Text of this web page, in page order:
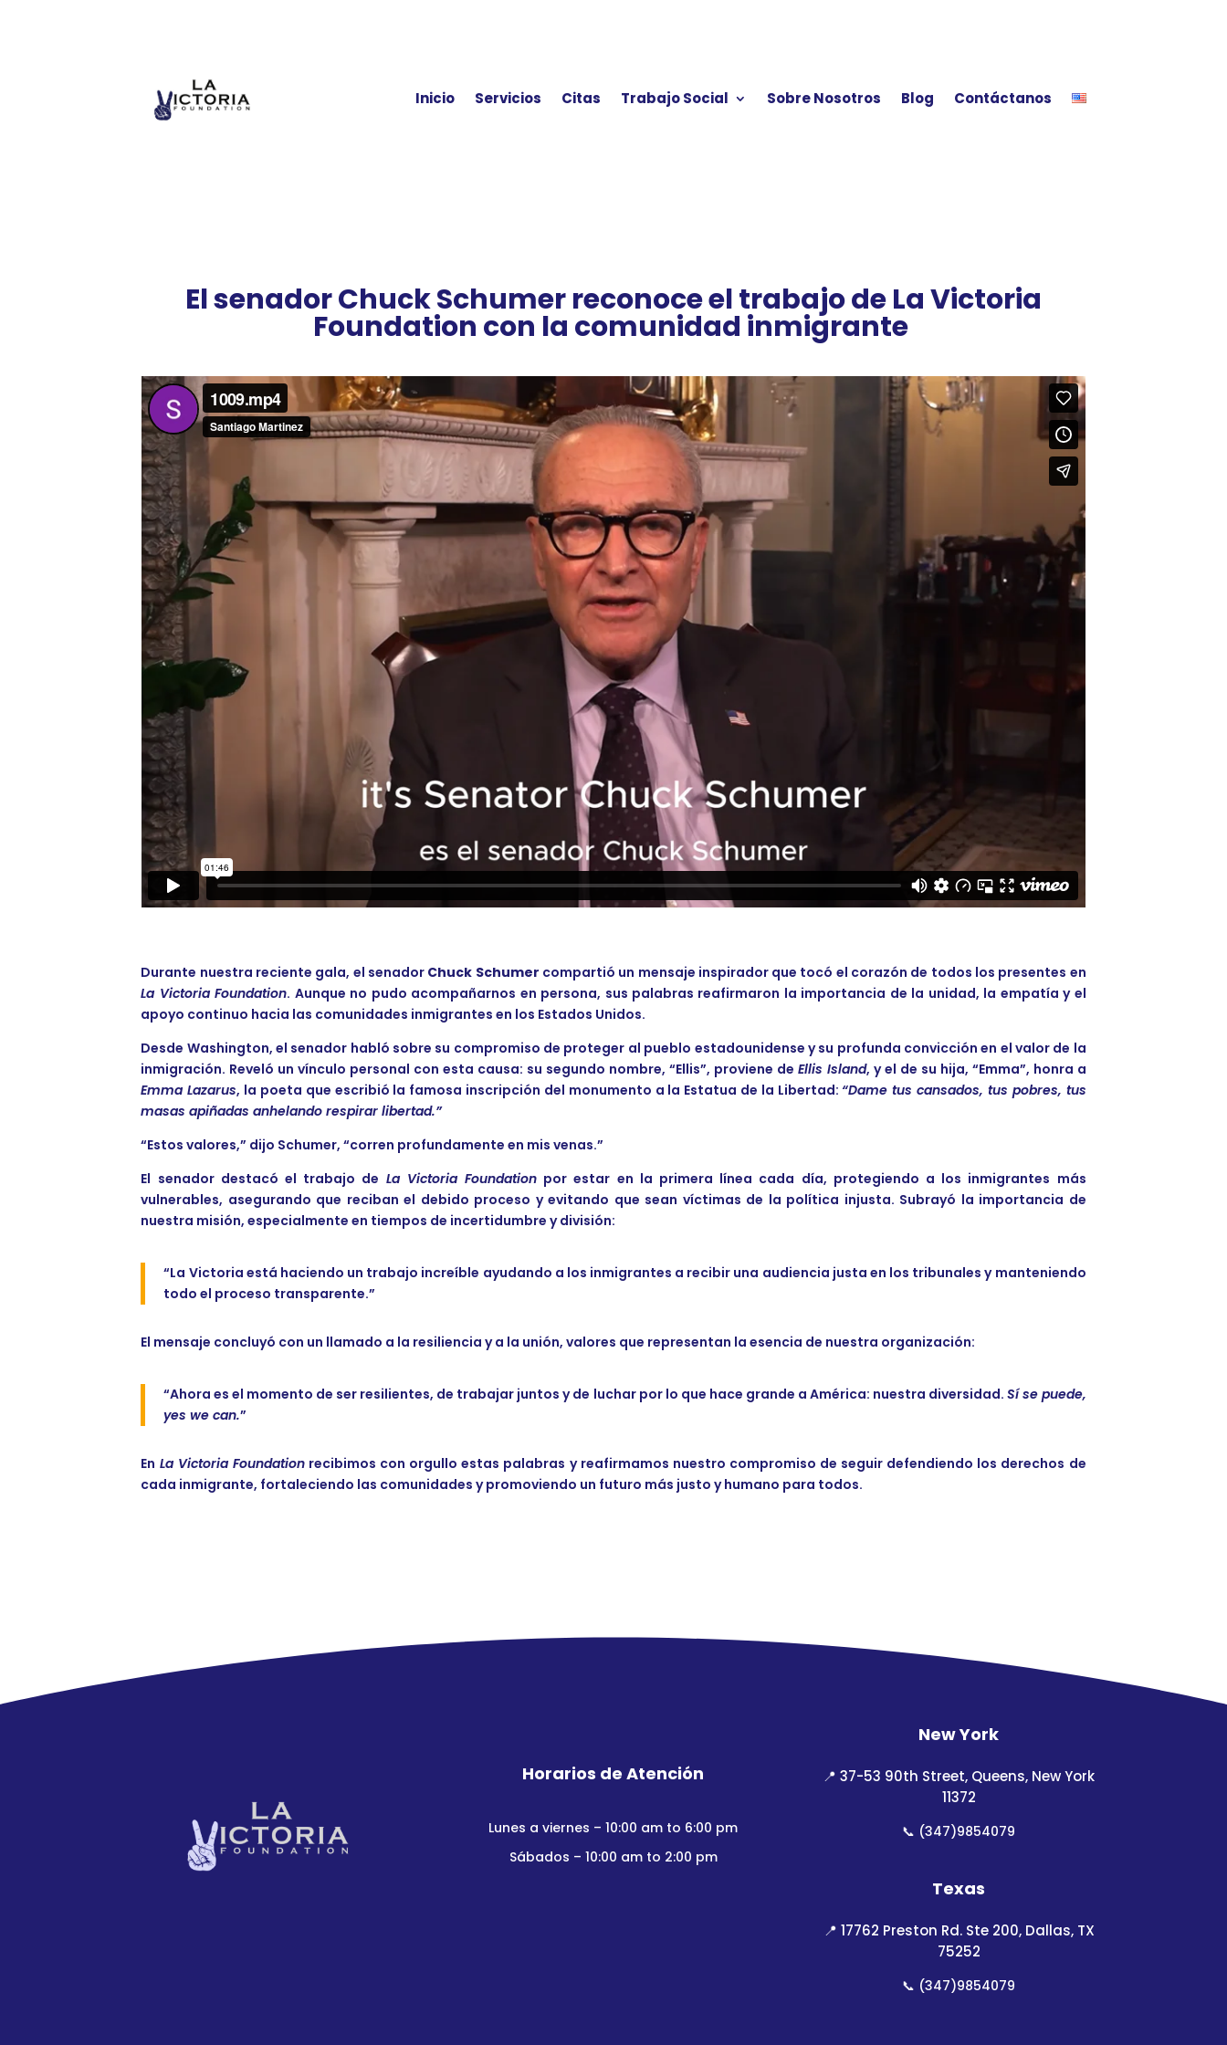
Inicio Servicios Citas Trabajo Social Sobre Nosotros Blog Contáctanos
El senador Chuck Schumer reconoce el trabajo de La Victoria
Foundation con la comunidad inmigrante
Durante nuestra reciente gala, el senador Chuck Schumer compartió un mensaje inspirador que tocó el corazón de todos los presentes en
La Victoria Foundation. Aunque no pudo acompañarnos en persona, sus palabras reafirmaron la importancia de la unidad, la empatía y el
apoyo continuo hacia las comunidades inmigrantes en los Estados Unidos.
Desde Washington, el senador habló sobre su compromiso de proteger al pueblo estadounidense y su profunda convicción en el valor de la
inmigración. Reveló un vínculo personal con esta causa: su segundo nombre, “Ellis”, proviene de Ellis Island, y el de su hija, “Emma”, honra a
Emma Lazarus, la poeta que escribió la famosa inscripción del monumento a la Estatua de la Libertad: “Dame tus cansados, tus pobres, tus
masas apiñadas anhelando respirar libertad.”
“Estos valores,” dijo Schumer, “corren profundamente en mis venas.”
El senador destacó el trabajo de La Victoria Foundation por estar en la primera línea cada día, protegiendo a los inmigrantes más
vulnerables, asegurando que reciban el debido proceso y evitando que sean víctimas de la política injusta. Subrayó la importancia de
nuestra misión, especialmente en tiempos de incertidumbre y división:
“La Victoria está haciendo un trabajo increíble ayudando a los inmigrantes a recibir una audiencia justa en los tribunales y manteniendo
todo el proceso transparente.”
El mensaje concluyó con un llamado a la resiliencia y a la unión, valores que representan la esencia de nuestra organización:
“Ahora es el momento de ser resilientes, de trabajar juntos y de luchar por lo que hace grande a América: nuestra diversidad. Sí se puede,
yes we can.”
En La Victoria Foundationrecibimos con orgullo estas palabras y reafirmamos nuestro compromiso de seguir defendiendo los derechos de
cada inmigrante, fortaleciendo las comunidades y promoviendo un futuro más justo y humano para todos.
Horarios de Atención
Lunes a viernes – 10:00 am to 6:00 pm
Sábados – 10:00 am to 2:00 pm
New York
📍37-53 90th Street, Queens, New York
11372
📞 (347)9854079
Texas
📍 17762 Preston Rd. Ste 200, Dallas, TX
75252
📞 (347)9854079